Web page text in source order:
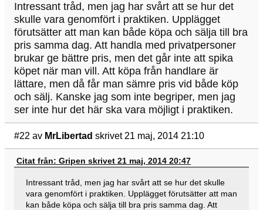
Intressant tråd, men jag har svårt att se hur det
skulle vara genomfört i praktiken. Upplägget
förutsätter att man kan både köpa och sälja till bra
pris samma dag. Att handla med privatpersoner
brukar ge bättre pris, men det går inte att spika
köpet när man vill. Att köpa från handlare är
lättare, men då får man sämre pris vid både köp
och sälj. Kanske jag som inte begriper, men jag
ser inte hur det här ska vara möjligt i praktiken.
#22 av MrLibertad skrivet 21 maj, 2014 21:10
Citat från: Gripen skrivet 21 maj, 2014 20:47
Intressant tråd, men jag har svårt att se hur det skulle
vara genomfört i praktiken. Upplägget förutsätter att man
kan både köpa och sälja till bra pris samma dag. Att